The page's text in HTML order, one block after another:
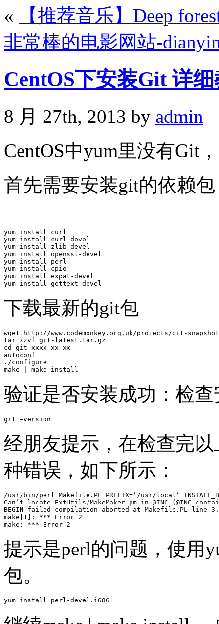
«
【推荐音乐】Deep
非常棒的电影网站-
CentOS下安装Git 详
8 月 27th, 2013 by admin
CentOS中yum里没有Git
首先需要安装git的依赖包
yum install curl
yum install curl-devel
yum install zlib-devel
yum install openssl-devel
yum install perl
yum install cpio
yum install expat-devel
下载最新的git包
wget http://www.codemonkey.org.uk/projects/git-
tar xzvf git-latest.tar.gz
cd git-xxxx-xx-xx
autoconf
./configure
验证是否安装成功：检
经朋友提示，在检查完
种错误，如下所示：
/usr/bin/perl Makefile.PL PREFIX=’/usr/local’
Can’t locate ExtUtils/MakeMaker.pm in @INC
BEGIN failed–compilation aborted at Makefile.PL line 3.
make[1]: *** Error 2
提示是perl的问题，使用
包。